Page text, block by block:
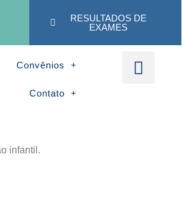
RESULTADOS DE
EXAMES
Convênios
Contato
infantil.